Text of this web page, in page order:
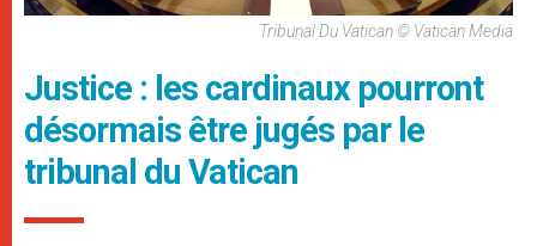
Tribunal Du Vatican © Vatican Media
Justice : les cardinaux pourront
désormais être jugés par le
tribunal du Vatican